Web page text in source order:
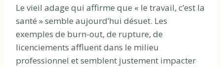
Le vieil adage qui affirme que « le travail, c’est la
santé » semble aujourd’hui désuet. Les
exemples de burn-out, de rupture, de
licenciements affluent dans le milieu
professionnel et semblent justement impacter